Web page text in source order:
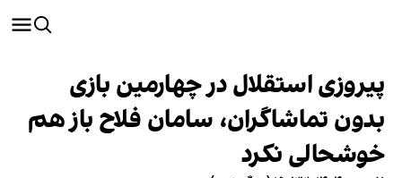
پیروزی استقلال در چهارمین بازی
بدون تماشاگران، سامان فلاح باز هم
خوشحالی نکرد